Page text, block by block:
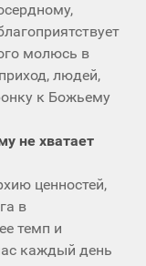
молюсь в
людей,
к Божьему
не хватает
ценностей,
в
темп и
каждый день